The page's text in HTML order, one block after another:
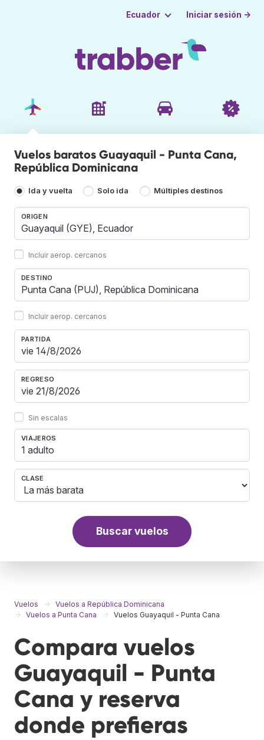
Ecuador Iniciar sesión →
Vuelos baratos Guayaquil - Punta Cana,
República Dominicana
Ida y vuelta Solo ida Múltiples destinos
ORIGEN
Incluir aerop. cercanos
DESTINO
Incluir aerop. cercanos
PARTIDA
REGRESO
Sin escalas
VIAJEROS
1 adulto
CLASE
Buscar vuelos
Vuelos
Vuelos a República Dominicana
Vuelos a Punta Cana
Vuelos Guayaquil - Punta Cana
Compara vuelos
Guayaquil - Punta
Cana y reserva
donde prefieras